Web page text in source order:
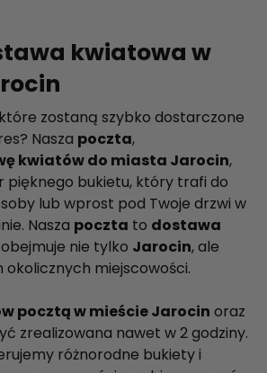
kwiatowa w
zostaną szybko dostarczone
Nasza poczta,
kwiatów do miasta Jarocin,
pięknego bukietu, który trafi do
lub wprost pod Twoje drzwi w
Nasza poczta to dostawa
nie tylko Jarocin, ale
okolicznych miejscowości.
pocztą w mieście Jarocin oraz
zrealizowana nawet w 2 godziny.
różnorodne bukiety i